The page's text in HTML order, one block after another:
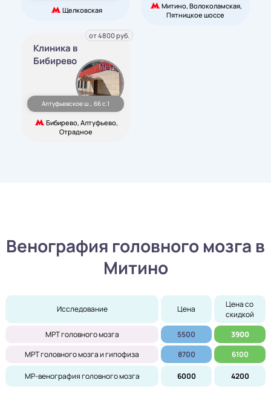
Щелковская
Митино, Волоколамская,
Пятницкое шоссе
Клиника в
Бибирево
Алтуфьевское ш., 66 с.1
Бибирево, Алтуфьево,
Отрадное
от 4800 руб.
Венография головного мозга в
Митино
Исследование Цена
Цена со
скидкой
МРТ головного мозга
5500
3900
МРТ головного мозга и гипофиза
8700 6100
МР-венография головного мозга 6000 4200